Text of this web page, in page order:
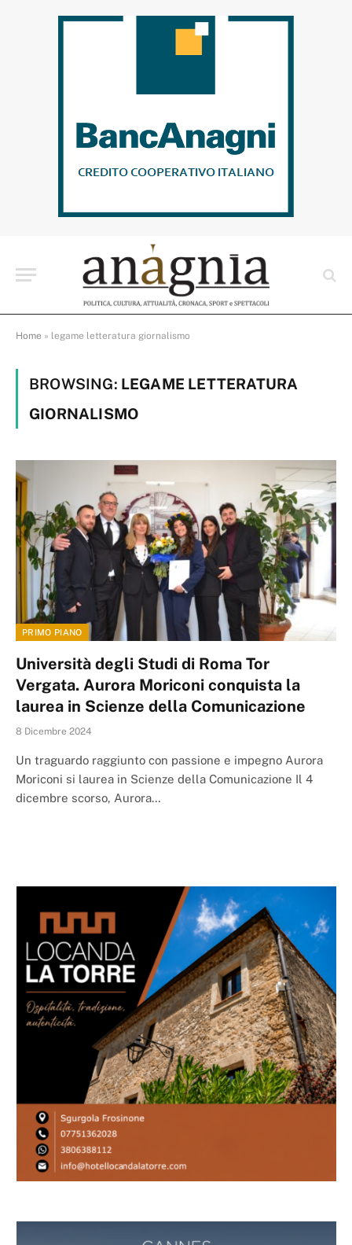
Home » legame letteratura giornalismo
BROWSING: LEGAME LETTERATURA
GIORNALISMO
PRIMO PIANO
Università degli Studi di Roma Tor
Vergata. Aurora Moriconi conquista la
laurea in Scienze della Comunicazione
8 Dicembre 2024
Un traguardo raggiunto con passione e impegno Aurora
Moriconi si laurea in Scienze della Comunicazione Il 4
dicembre scorso, Aurora…